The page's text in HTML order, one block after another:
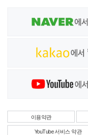
이용약관
YouTube 서비스 약관